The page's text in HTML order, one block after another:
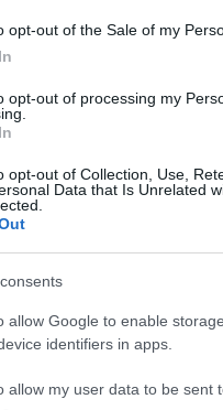
opt-out of the Sale of my
opt-out of processing my
opt-out of Collection, Use,
Data that Is Unrelated
allow Google to enable
identifiers in apps.
allow my user data to be sent
portiere locale,
Il raddoppio arriva
Pennington, con una
cala il tris
doppietta di Ogunseye
Nella ripresa, i
spesso alla
irregolare. Il 5-0
e trasforma un
vanno a più
fischio non ponga fine
l’inizio del